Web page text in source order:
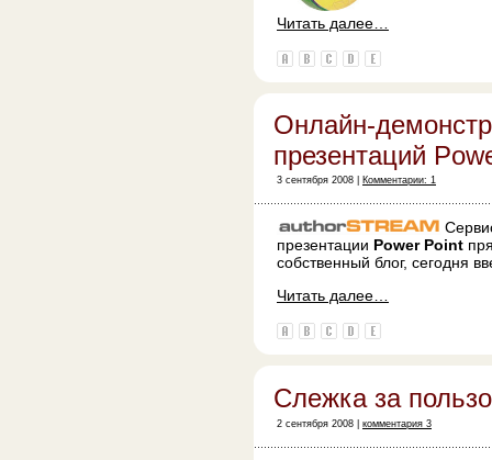
Читать далее…
Онлайн-
презентаций
3 сентября 2008 | Комментарии: 1
презентации Power Point
собственный блог, сегодня
Читать далее…
Слежка за
2 сентября 2008 | комментария 3